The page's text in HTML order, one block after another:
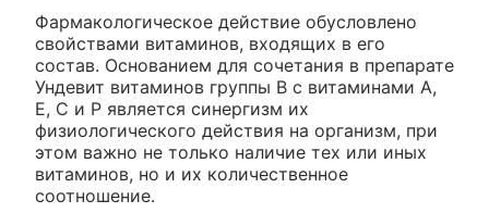
Фармакологическое действие обусловлено
свойствами витаминов, входящих в его
состав. Основанием для сочетания в препарате
Ундевит витаминов группы В с витаминами А,
Е, С и Р является синергизм их
физиологического действия на организм, при
этом важно не только наличие тех или иных
витаминов, но и их количественное
соотношение.